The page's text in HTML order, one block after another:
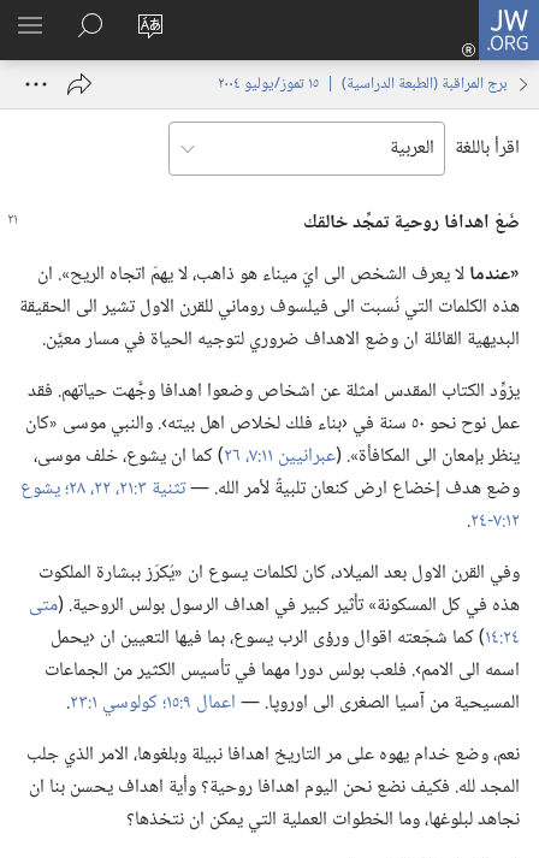
JW.ORG
تغيير
الموقع
تسجيل
الدخول
نافذة
البحث
في
JW.‎ORG
برج المراقبة (‏الطبعة الدراسية)‏ | ‏‎١٥‏ ‏‎تموز/يوليو‏ ‎٢٠٠٤
اقرأ باللغة
ضَعْ اهدافا روحية تمجِّد خالقك
‏«عندمالا يعرف الشخص الى ايّ ميناء هو ذاهب،‏ لا يهمّ اتجاه الريح».‏ ان
هذه الكلمات التي نُسبت الى فيلسوف روماني للقرن الاول تشير الى الحقيقة
البديهية القائلة ان وضع الاهداف ضروري لتوجيه الحياة في مسار معيَّن.‏
يزوِّد الكتاب المقدس امثلة عن اشخاص وضعوا اهدافا وجَّهت حياتهم.‏ فقد
عمل نوح نحو ٥٠ سنة في ‹بناء فلك لخلاص اهل بيته›.‏ والنبي موسى «كان
ينظر بإمعان الى المكافأة».‏ (‏عبرانيين ١١:‏٧،‏
‏)‏ كما ان يشوع،‏ خلف موسى،‏
وضع هدف إخضاع ارض كنعان تلبيةً لأمر الله.‏ —‏تثنية ٣:‏٢١،‏ ٢٢،‏
يشوع
١٢:‏٧-‏٢٤
‏.‏
وفي القرن الاول بعد الميلاد،‏ كان لكلمات يسوع ان «يُكرَز ببشارة الملكوت
هذه في كل المسكونة» تأثير كبير في اهداف الرسول بولس الروحية.‏ (‏متى
٢٤:‏١٤
‏)‏ كما شجّعته اقوال ورؤى الرب يسوع،‏ بما فيها التعيين ان ‹يحمل
اسمه الى الامم›.‏ فلعب بولس دورا مهما في تأسيس الكثير من الجماعات
المسيحية من آسيا الصغرى الى اوروپا.‏ —‏اعمال ٩:‏١٥؛‏ كولوسي ١:‏٢٣
‏.‏
نعم،‏ وضع خدام يهوه على مر التاريخ اهدافا نبيلة وبلغوها،‏ الامر الذي جلب
المجد لله.‏ فكيف نضع نحن اليوم اهدافا روحية؟‏ وأية اهداف يحسن بنا ان
نجاهد لبلوغها،‏ وما الخطوات العملية التي يمكن ان نتخذها؟‏